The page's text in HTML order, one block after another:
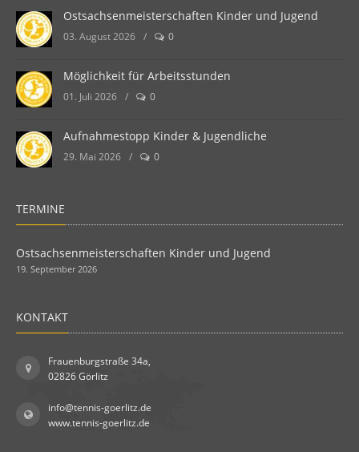
Ostsachsenmeisterschaften Kinder und Jugend
03. August 2026 / 0
Möglichkeit für Arbeitsstunden
01. Juli 2026 / 0
Aufnahmestopp Kinder & Jugendliche
29. Mai 2026 / 0
TERMINE
Ostsachsenmeisterschaften Kinder und Jugend
19. September 2026
KONTAKT
Frauenburgstraße 34a,
02826 Görlitz
info@tennis-goerlitz.de
www.tennis-goerlitz.de